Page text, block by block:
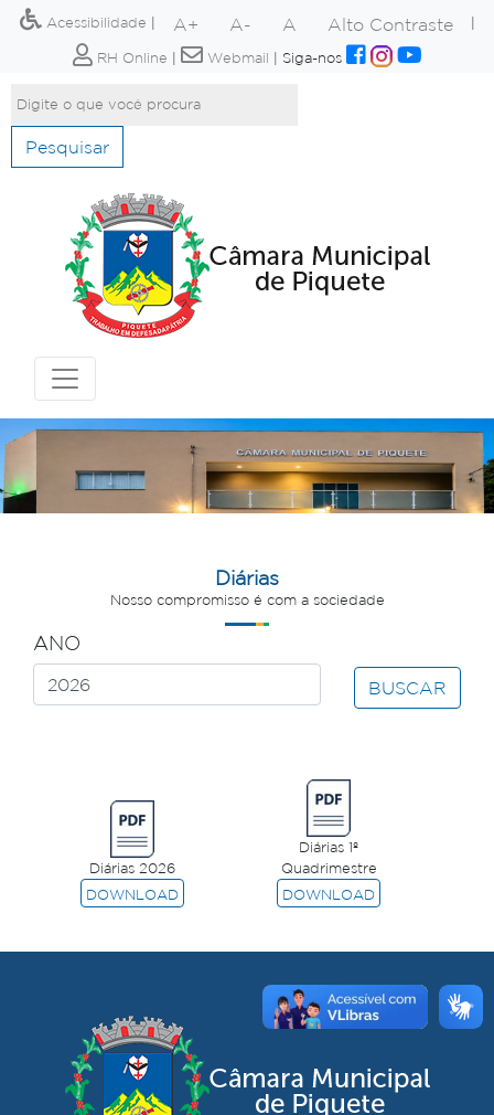
Acessibilidade A+ A- A Alto Contraste
RH Online Webmail Siga-nos
Pesquisar
Diárias
Nosso compromisso é com a sociedade
ANO
BUSCAR
Diárias 2026
DOWNLOAD
Diárias 1º
Quadrimestre
DOWNLOAD